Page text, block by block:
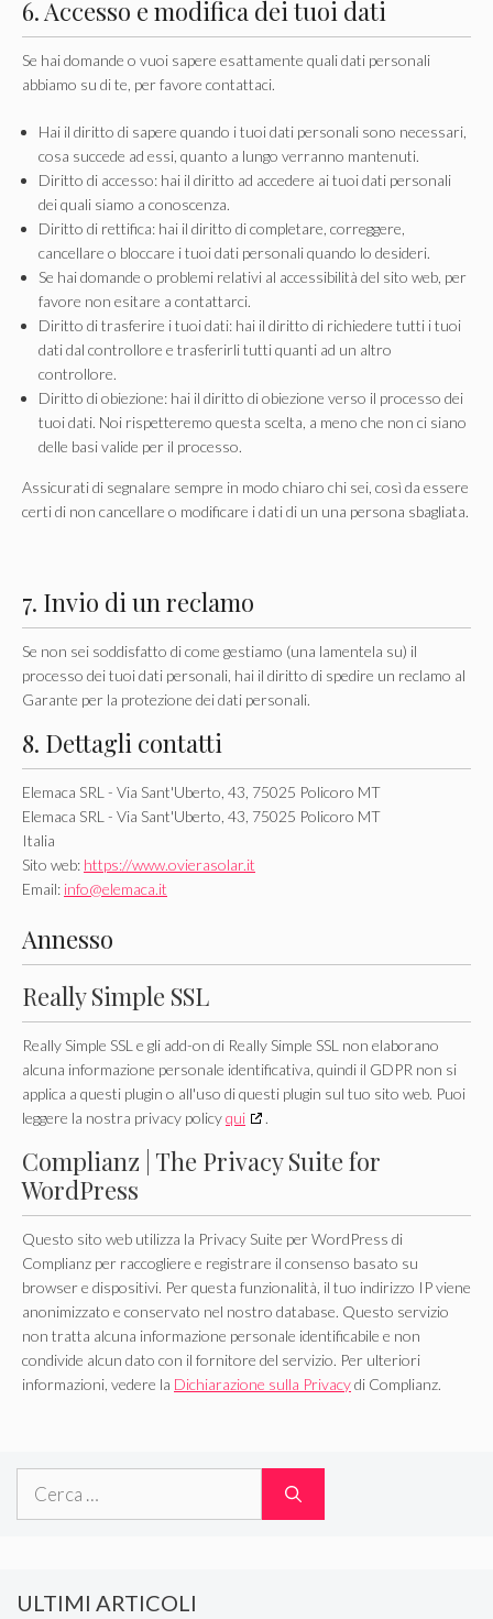
6. Accesso e modifica dei tuoi dati
Se hai domande o vuoi sapere esattamente quali dati personali
abbiamo su di te, per favore contattaci.
Hai il diritto di sapere quando i tuoi dati personali sono necessari,
cosa succede ad essi, quanto a lungo verranno mantenuti.
Diritto di accesso: hai il diritto ad accedere ai tuoi dati personali
dei quali siamo a conoscenza.
Diritto di rettifica: hai il diritto di completare, correggere,
cancellare o bloccare i tuoi dati personali quando lo desideri.
Se hai domande o problemi relativi al accessibilità del sito web, per
favore non esitare a contattarci.
Diritto di trasferire i tuoi dati: hai il diritto di richiedere tutti i tuoi
dati dal controllore e trasferirli tutti quanti ad un altro
controllore.
Diritto di obiezione: hai il diritto di obiezione verso il processo dei
tuoi dati. Noi rispetteremo questa scelta, a meno che non ci siano
delle basi valide per il processo.
Assicurati di segnalare sempre in modo chiaro chi sei, così da essere
certi di non cancellare o modificare i dati di un una persona sbagliata.
7. Invio di un reclamo
Se non sei soddisfatto di come gestiamo (una lamentela su) il
processo dei tuoi dati personali, hai il diritto di spedire un reclamo al
Garante per la protezione dei dati personali.
8. Dettagli contatti
Elemaca SRL - Via Sant'Uberto, 43, 75025 Policoro MT
Elemaca SRL - Via Sant'Uberto, 43, 75025 Policoro MT
Italia
Sito web: https://www.ovierasolar.it
Email: info@elemaca.it
Annesso
Really Simple SSL
Really Simple SSL e gli add-on di Really Simple SSL non elaborano
alcuna informazione personale identificativa, quindi il GDPR non si
applica a questi plugin o all'uso di questi plugin sul tuo sito web. Puoi
leggere la nostra privacy policyqui .
Complianz | The Privacy Suite for
WordPress
Questo sito web utilizza la Privacy Suite per WordPress di
Complianz per raccogliere e registrare il consenso basato su
browser e dispositivi. Per questa funzionalità, il tuo indirizzo IP viene
anonimizzato e conservato nel nostro database. Questo servizio
non tratta alcuna informazione personale identificabile e non
condivide alcun dato con il fornitore del servizio. Per ulteriori
informazioni, vedere la Dichiarazione sulla Privacydi Complianz.
Ricerca
ULTIMI ARTICOLI